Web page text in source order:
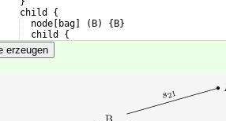
child
{
  node
bag ( B) { B}
  child
{
    node
erzeugen